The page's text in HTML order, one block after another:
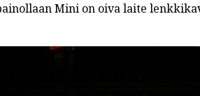
Mini on oiva laite